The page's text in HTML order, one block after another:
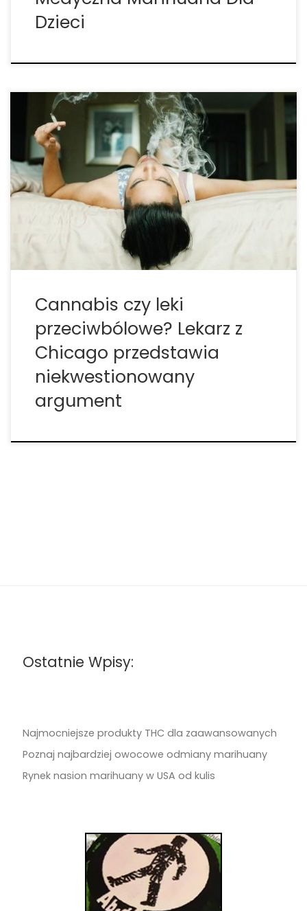
Dzieci
W otwartym liście do Chicago Tribune, lekarz Marc
Sloan wzywa do lepszego dostępu do marihuany
jako zdrowej alternatywy dla leków
przeciwbólowych i opioidów. Opioidy powiązane są
z uzależnieniem od leków przeciwbólowych, a w
niektórych przypadkach z uzależnieniem od heroiny.
Cannabis czy leki
przeciwbólowe? Lekarz z
Chicago przedstawia
niekwestionowany
argument
Ostatnie Wpisy:
Najmocniejsze produkty THC dla zaawansowanych
Poznaj najbardziej owocowe odmiany marihuany
Rynek nasion marihuany w USA od kulis